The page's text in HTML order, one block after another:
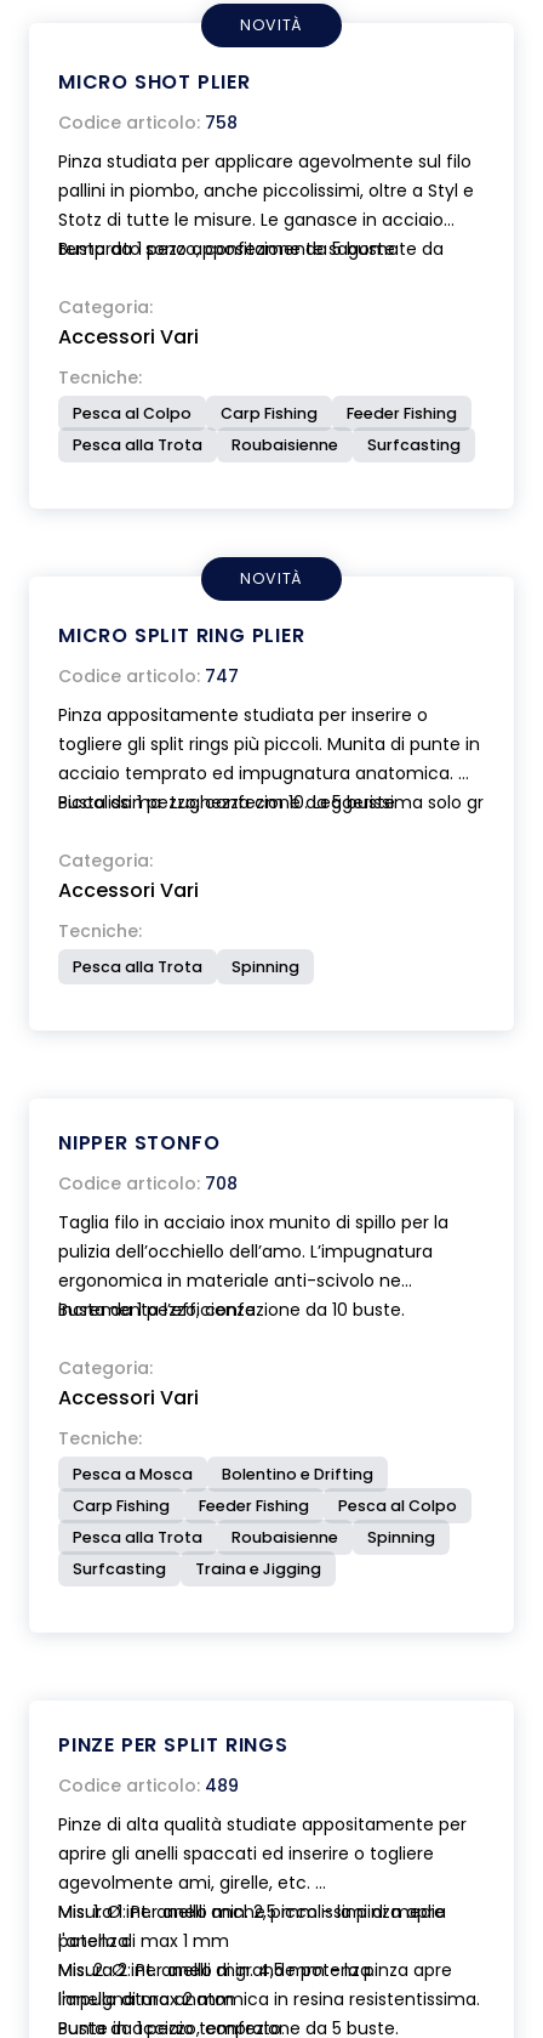
NOVITÀ
MICRO SHOT PLIER
Codice articolo: 758
Pinza studiata per applicare agevolmente sul filo
pallini in piombo, anche piccolissimi, oltre a Styl e
Stotz di tutte le misure. Le ganasce in acciaio
temprato sono appositamente sagomate da
danneggiare il filo. Impugnatura anatomica.
Busta da 1 pezzo, confezione da 5 buste.
Categoria:
Accessori Vari
Tecniche:
Pesca al Colpo Carp Fishing
Feeder Fishing
Pesca alla Trota
Roubaisienne Surfcasting
NOVITÀ
MICRO SPLIT RING PLIER
Codice articolo: 747
Pinza appositamente studiata per inserire o
togliere gli split rings più piccoli. Munita di punte in
acciaio temprato ed impugnatura anatomica.
Piccolissima Lughezza cm 10. Leggerissima solo gr
Busta da 1 pezzo, confezione da 5 buste
Categoria:
Accessori Vari
Tecniche:
Pesca alla Trota Spinning
NIPPER STONFO
Codice articolo: 708
Taglia filo in acciaio inox munito di spillo per la
pulizia dell’occhiello dell’amo. L’impugnatura
ergonomica in materiale anti-scivolo ne
incrementa l’efficienza.
Busta da 1 pezzo, confezione da 10 buste.
Categoria:
Accessori Vari
Tecniche:
Pesca a Mosca
Bolentino e Drifting
Carp Fishing
Feeder Fishing
Pesca al Colpo
Pesca alla Trota
Roubaisienne
Spinning
Surfcasting
Traina e Jigging
PINZE PER SPLIT RINGS
Codice articolo: 489
Pinze di alta qualità studiate appositamente per
aprire gli anelli spaccati ed inserire o togliere
agevolmente ami, girelle, etc.
Misura 1: Per anelli anche piccolissimi di media
potenza.
Misura 2: Per anelli di grande potenza.
Impugnatura anatomica in resina resistentissima.
Punte in acciaio temprato.
Mis. 1: Ø int. anello min. 2,5 mm - la pinza apre
l'anello di max 1 mm
Mis. 2: Ø int. anello min. 4,5 mm - la pinza apre
l'anello di max 2 mm
Busta da 1 pezzo, confezione da 5 buste.